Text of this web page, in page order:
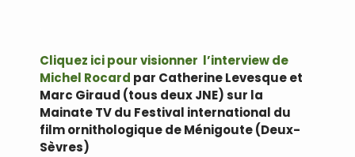
Cliquez ici pour visionner l’interview de
Michel Rocard par Catherine Levesque et
Marc Giraud (tous deux JNE) sur la
Mainate TV du Festival international du
film ornithologique de Ménigoute (Deux-
Sèvres)